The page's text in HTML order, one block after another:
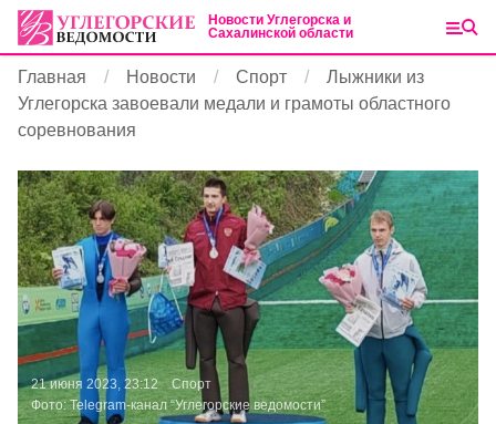
Новости Углегорска и
Сахалинской области
Главная Новости Спорт
Лыжники из
Углегорска завоевали медали и грамоты областного
соревнования
21 июня 2023, 23:12
Спорт
Фото:Telegram-канал “Углегорские ведомости”